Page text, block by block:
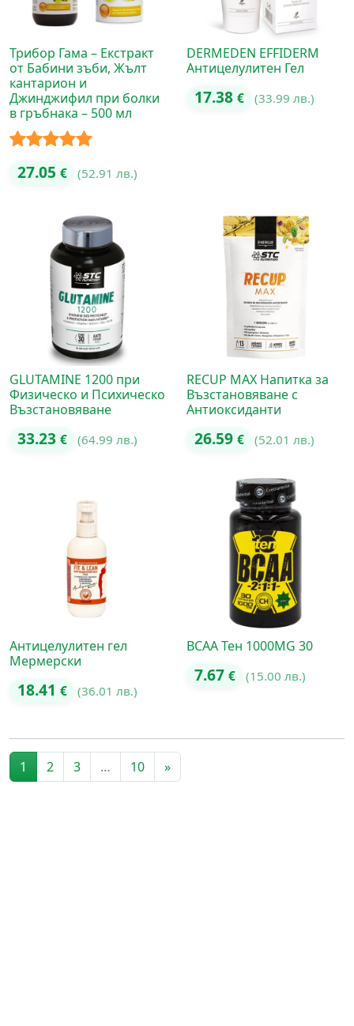
Трибор Гама – Екстракт
от Бабини зъби, Жълт
кантарион и
Джинджифил при болки
в гръбнака – 500 мл
Оценено с
27.05 € (52.91 лв.)
DERMEDEN EFFIDERM
Антицелулитен Гел
17.38 € (33.99 лв.)
GLUTAMINE 1200 при
Физическо и Психическо
Възстановяване
33.23 € (64.99 лв.)
RECUP MAX Напитка за
Възстановяване с
Антиоксиданти
26.59 € (52.01 лв.)
Антицелулитен гел
Мермерски
18.41 € (36.01 лв.)
BCAA Тен 1000MG 30
7.67 € (15.00 лв.)
Posts navigation
1 2 3 … 10 »